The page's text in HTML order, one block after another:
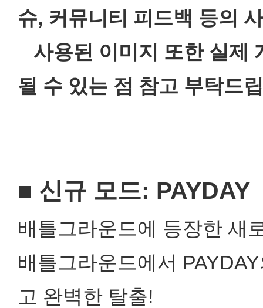
슈, 커뮤니티 피드백 등의
사용된 이미지 또한 실제
될 수 있는 점 참고 부탁드
■ 신규 모드: PAYDAY
배틀그라운드에 등장한 새
배틀그라운드에서
고 완벽한 탈출!